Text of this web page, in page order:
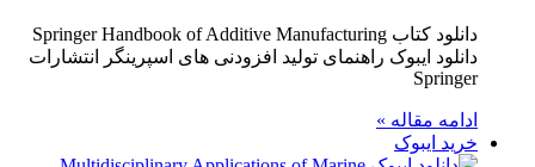
دانلود کتاب Springer Handbook of Additive Manufacturing
دانلود ایبوک راهنمای تولید افزودنی های اسپرینگر انتشارات
Springer
ادامه مقاله »
خرید ایبوک